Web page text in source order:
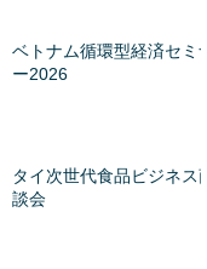
ベトナム循環型経済セミナ
ー2026
タイ次世代食品ビジネス商
談会